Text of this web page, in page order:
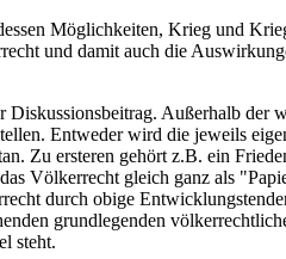
Möglichkeiten, Krieg und
und damit auch die
Außerhalb der
Entweder wird die jeweils
Zu ersteren gehört z.B. ein
Völkerrecht gleich ganz als
durch obige
grundlegenden
steht.